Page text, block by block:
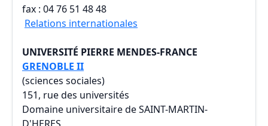
fax : 04 76 51 48 48
Relations internationales
UNIVERSITÉ PIERRE MENDES-FRANCE
GRENOBLE II
(sciences sociales)
151, rue des universités
Domaine universitaire de SAINT-MARTIN-